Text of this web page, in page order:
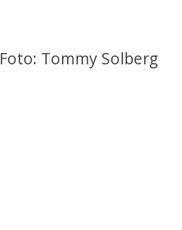
Foto: Tommy Solberg